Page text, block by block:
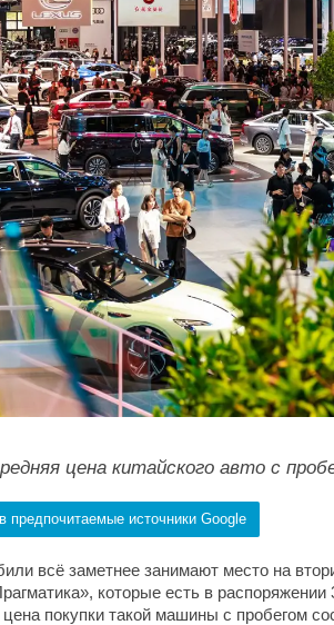
цена китайского авто с
предпочитаемые источники Google
всё заметнее занимают место на
которые есть в
цена покупки такой машины с пробегом